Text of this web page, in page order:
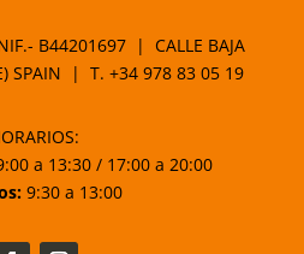
B44201697 | CALLE BAJA
SPAIN | T.+34 978 83 05 19
a 13:30 / 17:00 a 20:00
9:30 a 13:00